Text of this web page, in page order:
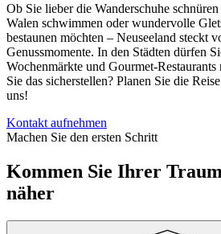
Ob Sie lieber die Wanderschuhe
Walen schwimmen oder wundervolle
bestaunen möchten – Neuseeland steckt
Genussmomente. In den Städten dürfen
Wochenmärkte und Gourmet-
Sie das sicherstellen? Planen Sie die
uns!
Kontakt aufnehmen
Machen Sie den ersten Schritt
Kommen Sie Ihrer
näher